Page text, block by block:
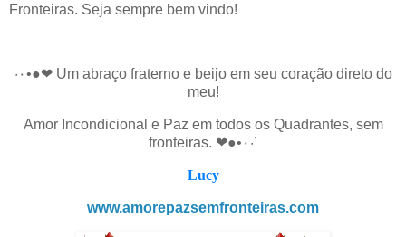
Fronteiras. Seja sempre bem vindo!
·٠•●❤ Um abraço fraterno e beijo em seu coração direto do
meu!
Amor Incondicional e Paz em todos os Quadrantes, sem
fronteiras. ❤●•٠·˙
Lucy
www.amorepazsemfronteiras.com